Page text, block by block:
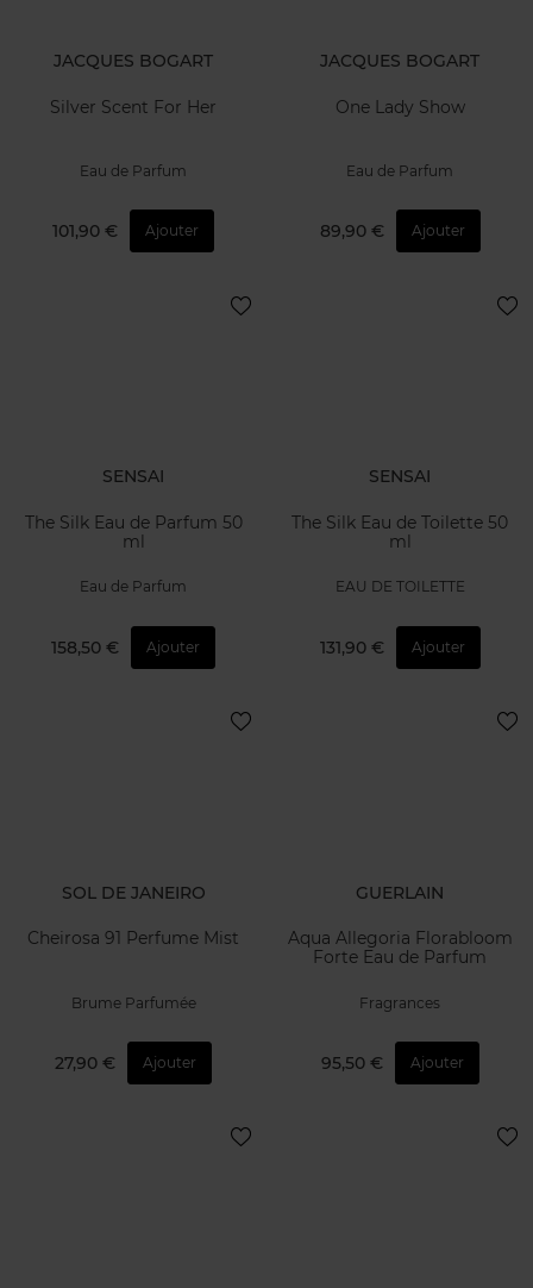
JACQUES BOGART
Silver Scent For Her
Eau de Parfum
101,90 € Ajouter
JACQUES BOGART
One Lady Show
Eau de Parfum
89,90 € Ajouter
SENSAI
The Silk Eau de Parfum 50
ml
Eau de Parfum
158,50 € Ajouter
SENSAI
The Silk Eau de Toilette 50
ml
EAU DE TOILETTE
131,90 € Ajouter
SOL DE JANEIRO
Cheirosa 91 Perfume Mist
Brume Parfumée
27,90 € Ajouter
GUERLAIN
Aqua Allegoria Florabloom
Forte Eau de Parfum
Fragrances
95,50 € Ajouter